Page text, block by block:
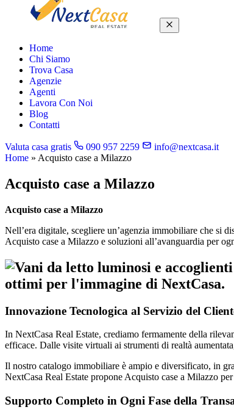
Home
Chi Siamo
Trova Casa
Agenzie
Agenti
Lavora Con Noi
Blog
Contatti
Valuta casa gratis 090 957 2259
info@nextcasa.it
Home » Acquisto case a Milazzo
Acquisto case a Milazzo
Acquisto case a Milazzo
Nell’era digitale, scegliere un’agenzia immobiliare che si
Acquisto case a Milazzo e soluzioni all’avanguardia per
Innovazione Tecnologica al Servizio del
In NextCasa Real Estate, crediamo fermamente della
efficace. Dalle visite virtuali ai strumenti di realtà
Il nostro catalogo immobiliare è ampio e diversificato, in
NextCasa Real Estate propone Acquisto case a Milazzo
Supporto Completo in Ogni Fase della